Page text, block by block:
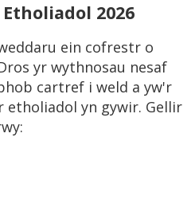
2026
ein cofrestr o
yr wythnosau nesaf
cartref i weld a yw'r
etholiadol yn gywir. Gellir